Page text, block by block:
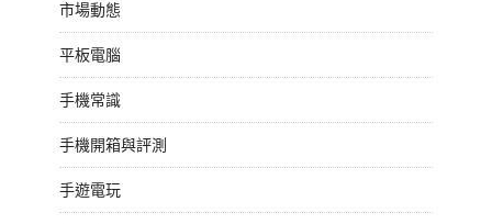
市場動態
平板電腦
手機常識
手機開箱與評測
手遊電玩